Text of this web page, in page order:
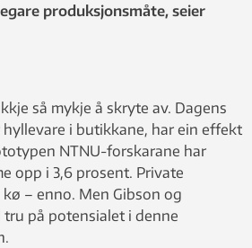
produksjonsmåte, seier
så mykje å skryte av. Dagens
hyllevare i butikkane, har ein effekt
NTNU-forskarane har
opp i 3,6 prosent. Private
– enno. Men Gibson og
på potensialet i denne